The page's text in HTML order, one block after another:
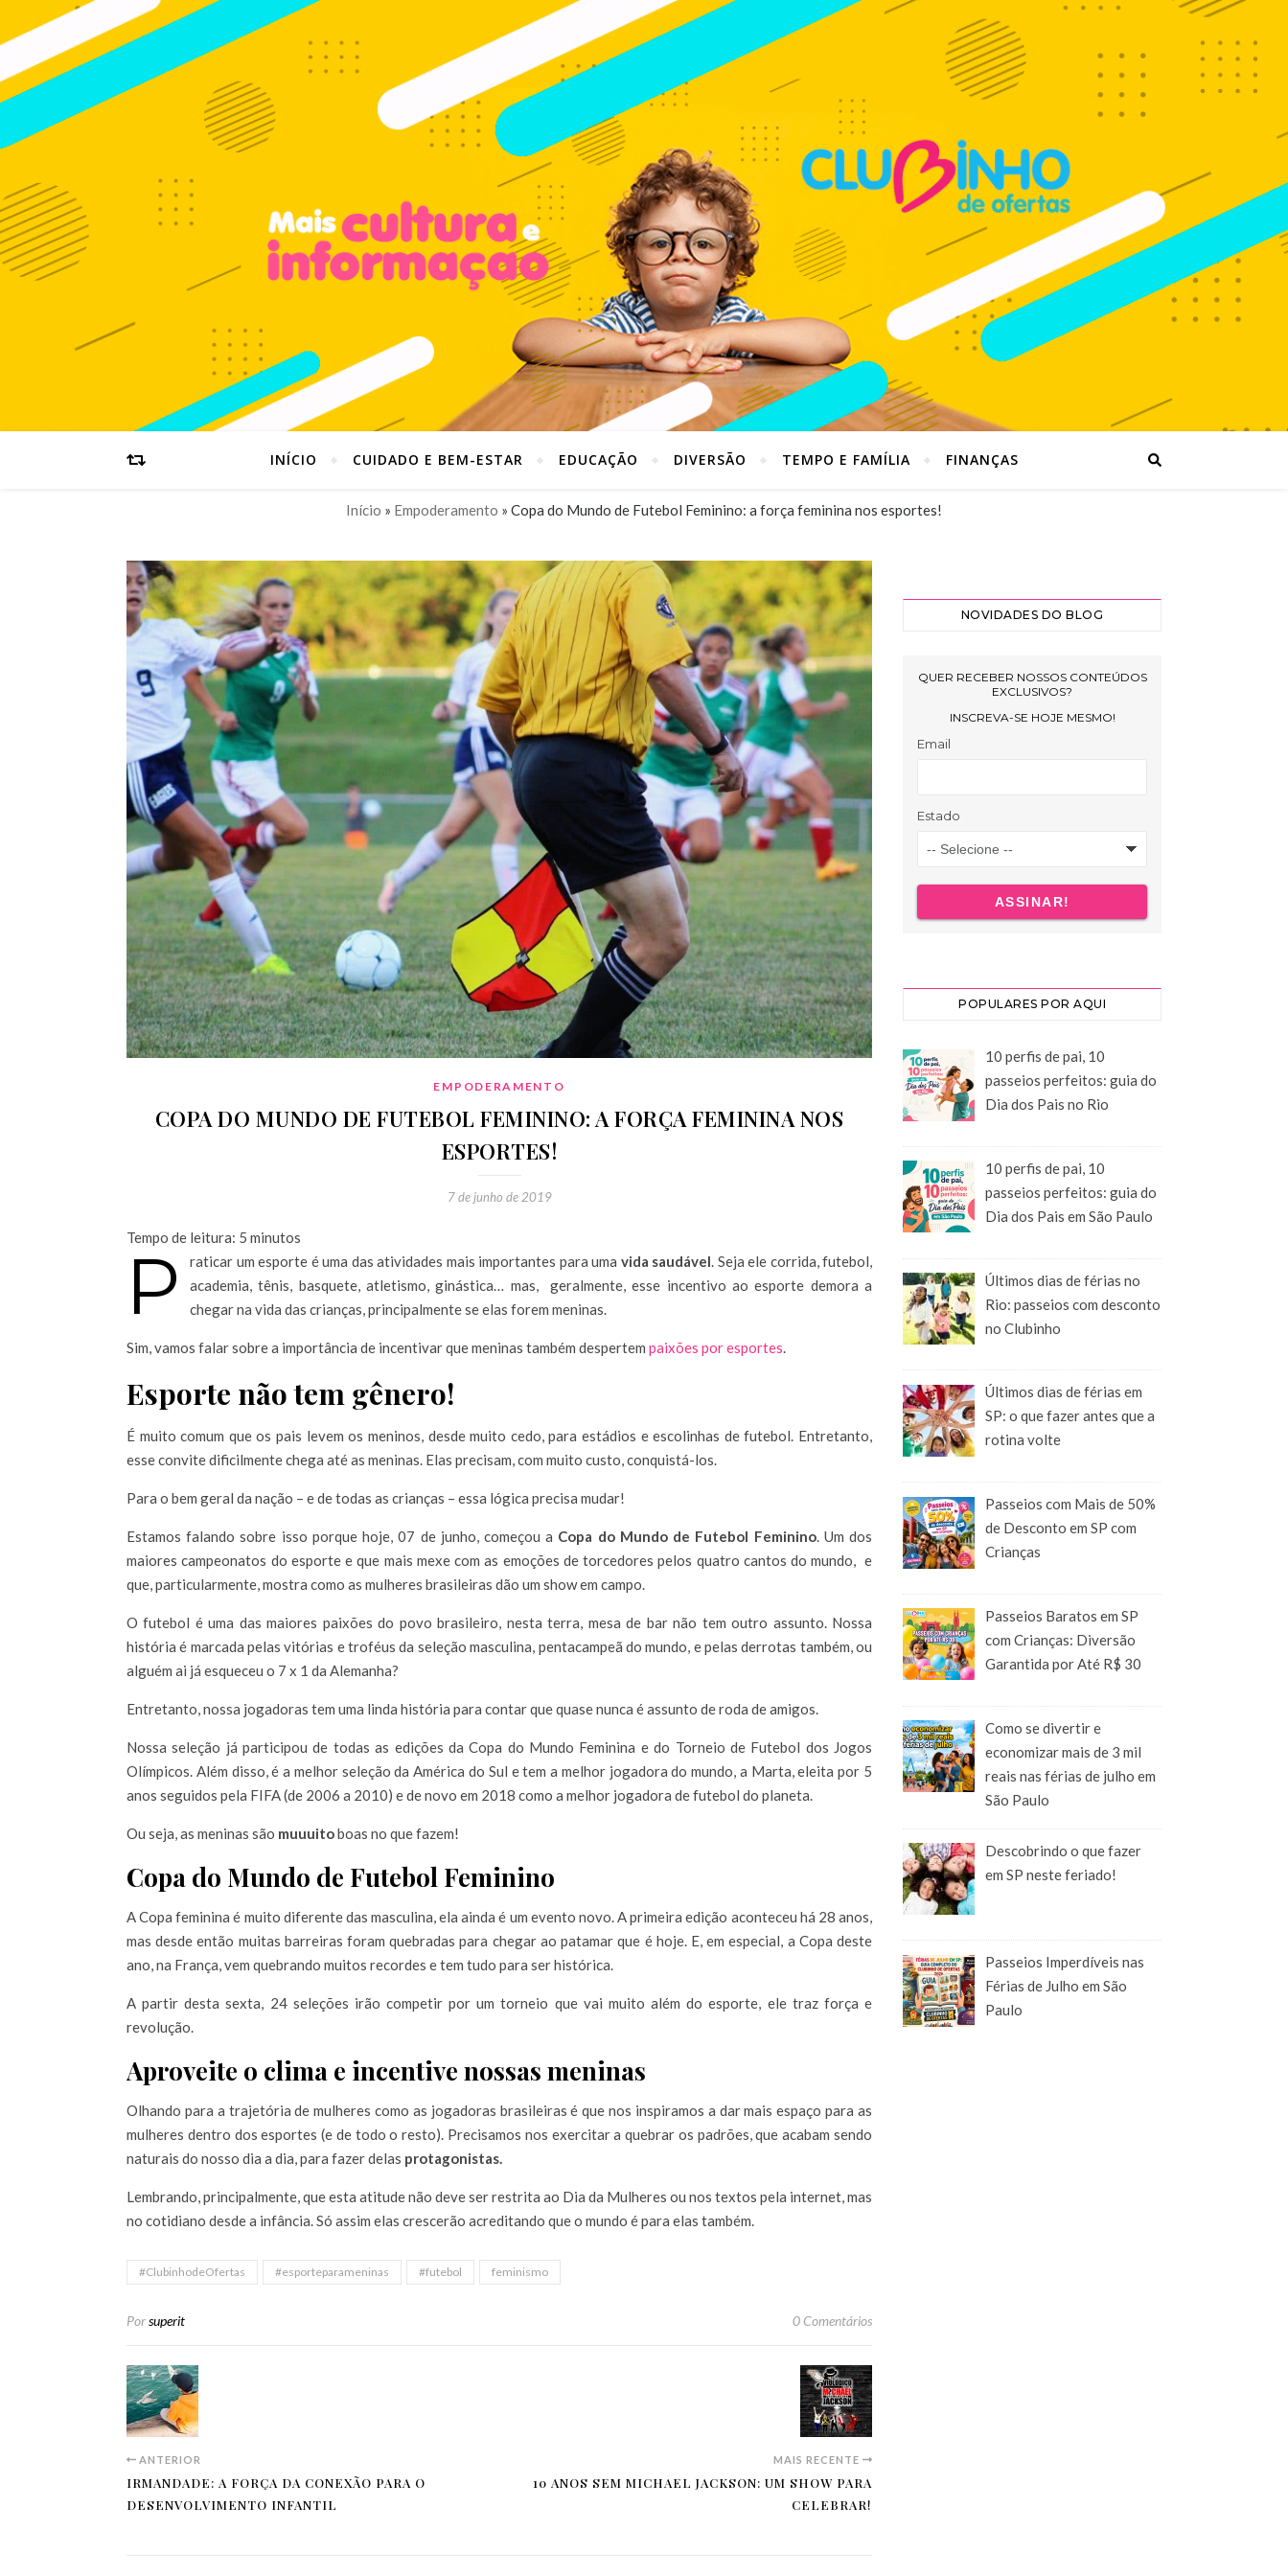
INÍCIO CUIDADO E BEM-ESTAR EDUCAÇÃO DIVERSÃO TEMPO E FAMÍLIA FINANÇAS
Início » Empoderamento » Copa do Mundo de Futebol Feminino: a força feminina nos esportes!
EMPODERAMENTO
COPA DO MUNDO DE FUTEBOL FEMININO: A FORÇA FEMININA NOS
ESPORTES!
7 de junho de 2019
Tempo de leitura: 5 minutos
P raticar um esporte é uma das atividades mais importantes para uma vida saudável. Seja ele corrida, futebol,
academia, tênis, basquete, atletismo, ginástica… mas, geralmente, esse incentivo ao esporte demora a
chegar na vida das crianças, principalmente se elas forem meninas.
Sim, vamos falar sobre a importância de incentivar que meninas também despertem paixões por esportes.
Esporte não tem gênero!
É muito comum que os pais levem os meninos, desde muito cedo, para estádios e escolinhas de futebol. Entretanto,
esse convite dificilmente chega até as meninas. Elas precisam, com muito custo, conquistá-los.
Para o bem geral da nação – e de todas as crianças – essa lógica precisa mudar!
Estamos falando sobre isso porque hoje, 07 de junho, começou a Copa do Mundo de Futebol Feminino. Um dos
maiores campeonatos do esporte e que mais mexe com as emoções de torcedores pelos quatro cantos do mundo, e
que, particularmente, mostra como as mulheres brasileiras dão um show em campo.
O futebol é uma das maiores paixões do povo brasileiro, nesta terra, mesa de bar não tem outro assunto. Nossa
história é marcada pelas vitórias e troféus da seleção masculina, pentacampeã do mundo, e pelas derrotas também, ou
alguém ai já esqueceu o 7 x 1 da Alemanha?
Entretanto, nossa jogadoras tem uma linda história para contar que quase nunca é assunto de roda de amigos.
Nossa seleção já participou de todas as edições da Copa do Mundo Feminina e do Torneio de Futebol dos Jogos
Olímpicos. Além disso, é a melhor seleção da América do Sul e tem a melhor jogadora do mundo, a Marta, eleita por 5
anos seguidos pela FIFA (de 2006 a 2010) e de novo em 2018 como a melhor jogadora de futebol do planeta.
Ou seja, as meninas são muuuitoboas no que fazem!
Copa do Mundo de Futebol Feminino
A Copa feminina é muito diferente das masculina, ela ainda é um evento novo. A primeira edição aconteceu há 28 anos,
mas desde então muitas barreiras foram quebradas para chegar ao patamar que é hoje. E, em especial, a Copa deste
ano, na França, vem quebrando muitos recordes e tem tudo para ser histórica.
A partir desta sexta, 24 seleções irão competir por um torneio que vai muito além do esporte, ele traz força e
revolução.
Aproveite o clima e incentive nossas meninas
Olhando para a trajetória de mulheres como as jogadoras brasileiras é que nos inspiramos a dar mais espaço para as
mulheres dentro dos esportes (e de todo o resto). Precisamos nos exercitar a quebrar os padrões, que acabam sendo
naturais do nosso dia a dia, para fazer delas protagonistas.
Lembrando, principalmente, que esta atitude não deve ser restrita ao Dia da Mulheres ou nos textos pela internet, mas
no cotidiano desde a infância. Só assim elas crescerão acreditando que o mundo é para elas também.
#ClubinhodeOfertas #esporteparameninas #futebol feminismo
Porsuperit 0 Comentários
ANTERIOR
IRMANDADE: A FORÇA DA CONEXÃO PARA O
DESENVOLVIMENTO INFANTIL
MAIS RECENTE
10 ANOS SEM MICHAEL JACKSON: UM SHOW PARA
CELEBRAR!
NOVIDADES DO BLOG
POPULARES POR AQUI
10 perfis de pai, 10
passeios perfeitos: guia do
Dia dos Pais no Rio
10 perfis de pai, 10
passeios perfeitos: guia do
Dia dos Pais em São Paulo
Últimos dias de férias no
Rio: passeios com desconto
no Clubinho
Últimos dias de férias em
SP: o que fazer antes que a
rotina volte
Passeios com Mais de 50%
de Desconto em SP com
Crianças
Passeios Baratos em SP
com Crianças: Diversão
Garantida por Até R$ 30
Como se divertir e
economizar mais de 3 mil
reais nas férias de julho em
São Paulo
Descobrindo o que fazer
em SP neste feriado!
Passeios Imperdíveis nas
Férias de Julho em São
Paulo